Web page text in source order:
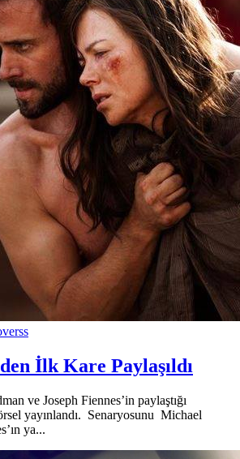
İlk Kare Paylaşıldı
ve Joseph Fiennes’in paylaştığı
yayınlandı. Senaryosunu Michael
ya...